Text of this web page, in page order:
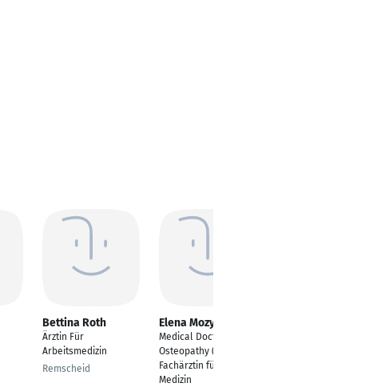
Bettina Roth
Ärztin Für
Arbeitsmedizin
Remscheid
Elena Mozyk
Medical Doctor of
Osteopathy (DGCO),
Fachärztin für Innere
Medizin